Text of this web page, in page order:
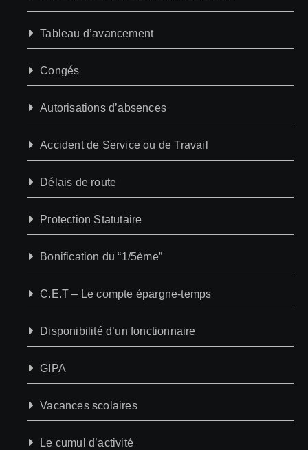
Tableau d’avancement
Congés
Autorisations d’absences
Accident de Service ou de Travail
Délais de route
Protection Statutaire
Bonification du “1/5ème”
C.E.T – Le compte épargne-temps
Disponibilité d’un fonctionnaire
GIPA
Vacances scolaires
Le cumul d’activité